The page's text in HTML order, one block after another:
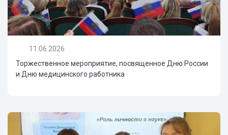
11.06.2026
Торжественное мероприятие, посвященное Дню России
и Дню медицинского работника